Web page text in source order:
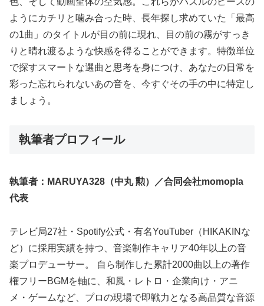
ようにカチリと噛み合った時、長年探し求めていた「最高
の1曲」のタイトルが目の前に現れ、目の前の霧がすっき
りと晴れ渡るような快感を得ることができます。特徴単位
で探すスマートな選曲と思考を身につけ、あなたの日常を
彩った忘れられないあの音を、今すぐその手の中に特定し
ましょう。
執筆者プロフィール
執筆者：MARUYA328（中丸 勲）／合同会社momopla
代表
テレビ局27社・Spotify公式・有名YouTuber（HIKAKINな
ど）に採用実績を持つ、音楽制作キャリア40年以上の音
楽プロデューサー。 自ら制作した累計2000曲以上の著作
権フリーBGMを軸に、和風・レトロ・企業向け・アニ
メ・ゲームなど、プロの現場で即戦力となる高品質な音源